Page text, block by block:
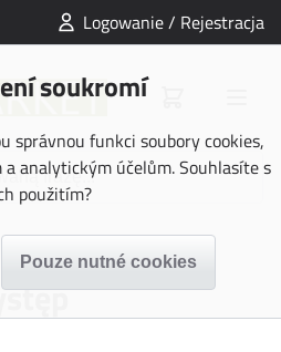
Logowanie / Rejestracja
soukromí
správnou funkci soubory cookies,
analytickým účelům. Souhlasíte s
použitím?